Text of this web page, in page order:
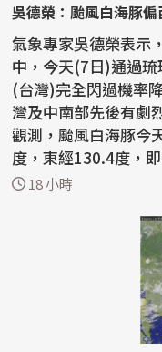
吳德榮：颱風白海豚
氣象專家吳德榮表示
中，今天(7日)通過琉
(台灣)完全閃過機率
灣及中南部先後有劇烈降雨發
觀測，颱風白海豚今
度，東經130.4度，
北東北東...
18 小時